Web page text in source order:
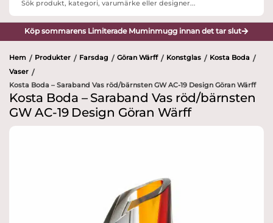
Köp sommarens Limiterade Muminmugg innan det tar slut
Hem / Produkter / Farsdag / Göran Wärff / Konstglas / Kosta Boda /
Vaser /
Kosta Boda – Saraband Vas röd/bärnsten GW AC-19 Design Göran Wärff
Kosta Boda – Saraband Vas röd/bärnsten
GW AC-19 Design Göran Wärff